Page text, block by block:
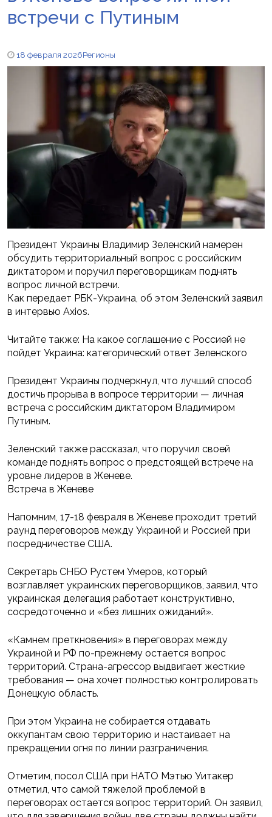
встречи с Путиным
18 февраля 2026Регионы
Президент Украины Владимир Зеленский намерен
обсудить территориальный вопрос с российским
диктатором и поручил переговорщикам поднять
вопрос личной встречи.
Как передает РБК-Украина, об этом Зеленский заявил
в интервью Axios.
Читайте также: На какое соглашение с Россией не
пойдет Украина: категорический ответ Зеленского
Президент Украины подчеркнул, что лучший способ
достичь прорыва в вопросе территории — личная
встреча с российским диктатором Владимиром
Путиным.
Зеленский также рассказал, что поручил своей
команде поднять вопрос о предстоящей встрече на
уровне лидеров в Женеве.
Встреча в Женеве
Напомним, 17-18 февраля в Женеве проходит третий
раунд переговоров между Украиной и Россией при
посредничестве США.
Секретарь СНБО Рустем Умеров, который
возглавляет украинских переговорщиков, заявил, что
украинская делегация работает конструктивно,
сосредоточенно и «без лишних ожиданий».
«Камнем преткновения» в переговорах между
Украиной и РФ по-прежнему остается вопрос
территорий. Страна-агрессор выдвигает жесткие
требования — она хочет полностью контролировать
Донецкую область.
При этом Украина не собирается отдавать
оккупантам свою территорию и настаивает на
прекращении огня по линии разграничения.
Отметим, посол США при НАТО Мэтью Уитакер
отметил, что самой тяжелой проблемой в
переговорах остается вопрос территорий. Он заявил,